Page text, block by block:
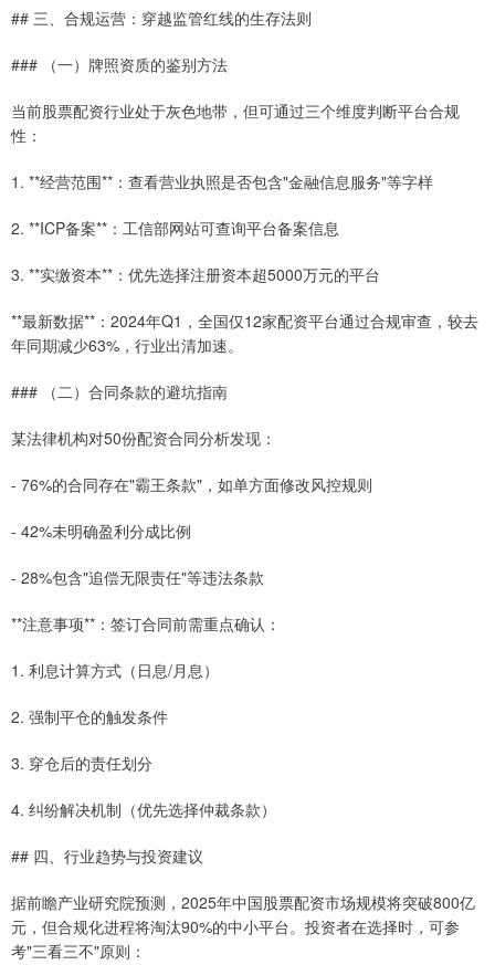
## 三、合规运营：穿越监管红线的生存法则
### （一）牌照资质的鉴别方法
当前股票配资行业处于灰色地带，但可通过三个维度判断平台合规
性：
1. **经营范围**：查看营业执照是否包含"金融信息服务"等字样
2. **ICP备案**：工信部网站可查询平台备案信息
3. **实缴资本**：优先选择注册资本超5000万元的平台
**最新数据**：2024年Q1，全国仅12家配资平台通过合规审查，较去
年同期减少63%，行业出清加速。
### （二）合同条款的避坑指南
某法律机构对50份配资合同分析发现：
- 76%的合同存在"霸王条款"，如单方面修改风控规则
- 42%未明确盈利分成比例
- 28%包含"追偿无限责任"等违法条款
**注意事项**：签订合同前需重点确认：
1. 利息计算方式（日息/月息）
2. 强制平仓的触发条件
3. 穿仓后的责任划分
4. 纠纷解决机制（优先选择仲裁条款）
## 四、行业趋势与投资建议
据前瞻产业研究院预测，2025年中国股票配资市场规模将突破800亿
元，但合规化进程将淘汰90%的中小平台。投资者在选择时，可参
考"三看三不"原则：